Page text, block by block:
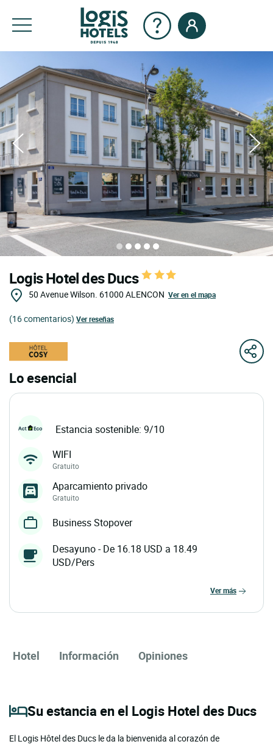
Logis Hotel des Ducs
50 Avenue Wilson. 61000 ALENCON Ver en el mapa
(16 comentarios) Ver reseñas
Lo esencial
Estancia sostenible: 9/10
WIFI
Gratuito
Aparcamiento privado
Gratuito
Business Stopover
Desayuno - De 16.18 USD a 18.49
USD/Pers
ver más
Hotel Información Opiniones
Su estancia en el Logis Hotel des Ducs
El Logis Hôtel des Ducs le da la bienvenida al corazón de